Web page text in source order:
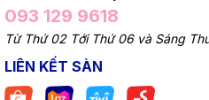
093 129 9618
Từ Thứ 02 Tới Thứ 06 và Sáng
LIÊN KẾT SÀN